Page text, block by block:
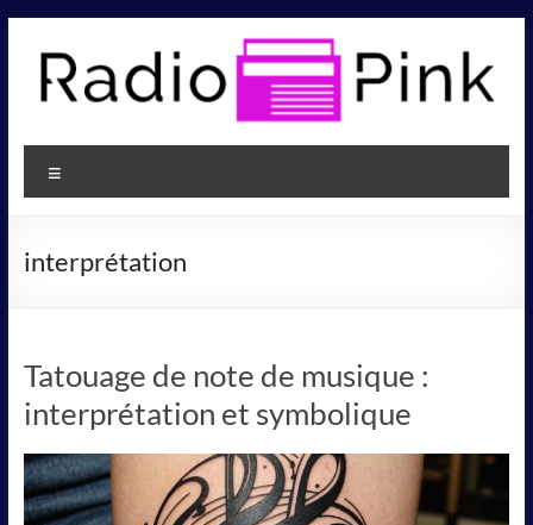
contenu
Radio
Pink
interprétation
Tatouage de note de musique :
interprétation et symbolique